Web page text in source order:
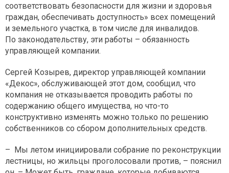
соответствовать безопасности для жизни и здоровья
граждан, обеспечивать доступность» всех помещений
и земельного участка, в том числе для инвалидов.
По законодательству, эти работы – обязанность
управляющей компании.
Сергей Козырев, директор управляющей компании
«Декос», обслуживающей этот дом, сообщил, что
компания не отказывается проводить работы по
содержанию общего имущества, но что-то
конструктивно изменять можно только по решению
собственников со сбором дополнительных средств.
– Мы летом инициировали собрание по реконструкции
лестницы, но жильцы проголосовали против, – пояснил